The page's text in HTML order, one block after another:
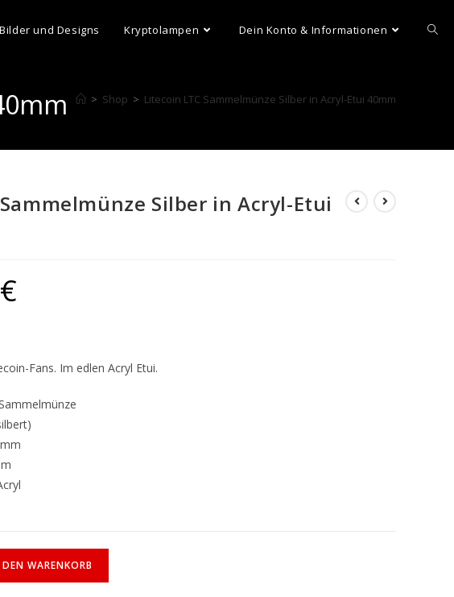
Bilder und Designs Kryptolampen Dein Konto & Informationen
> Shop > Litecoin LTC Sammelmünze Silber in Acryl-Etui 40mm
Silber in Acryl-Etui
€
Fans. Im edlen Acryl Etui.
WARENKORB